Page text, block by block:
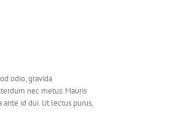
odio, gravida
nec metus. Mauris
id dui. Ut lectus purus,